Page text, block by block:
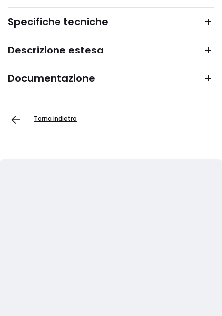
Specifiche tecniche
Descrizione estesa
Documentazione
Torna indietro